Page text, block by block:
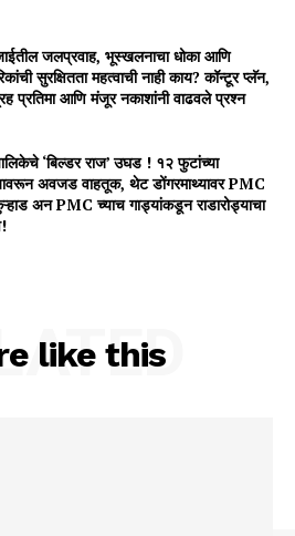
जलप्रवाह, भूस्खलनाचा धोका आणि
सुरक्षितता महत्वाची नाही काय? कॉन्टूर प्लॅन,
प्रतिमा आणि मंजूर नकाशांनी वाढवले प्रश्न
‘बिल्डर राज’ उघड ! १२ फुटांच्या
अवजड वाहतूक, थेट डोंगरमाथ्यावर PMC
अन PMC च्याच गाड्यांकडून राडारोड्याचा
like this